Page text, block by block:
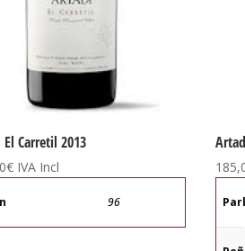
Carretil 2013
€ IVA Incl
96